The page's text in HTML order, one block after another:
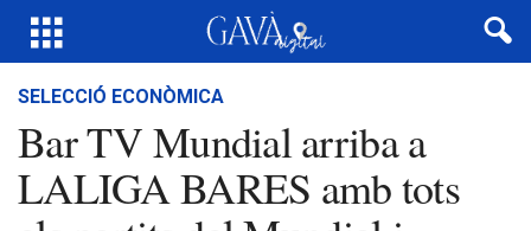
SELECCIÓ ECONÒMICA
Bar TV Mundial arriba a
LALIGA BARES amb tots